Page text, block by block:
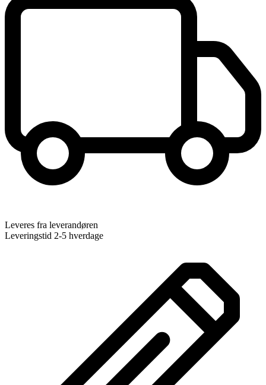
Leveres fra leverandøren
Leveringstid 2-5 hverdage